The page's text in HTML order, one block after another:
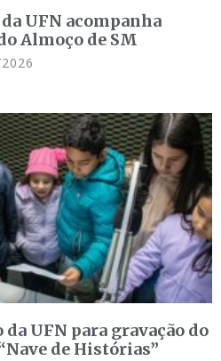
UFN acompanha
Almoço de SM
UFN para gravação do
de Histórias”